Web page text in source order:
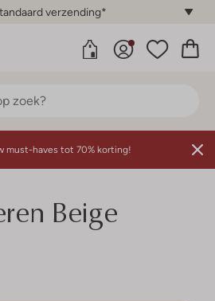
verzending*
must-haves tot 70% korting!
Beige